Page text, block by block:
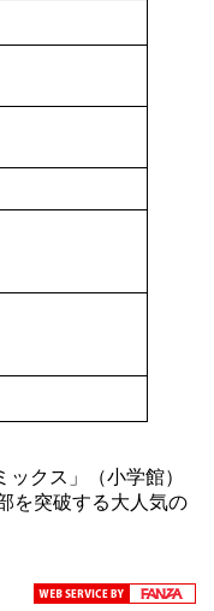
クス」（小学館）
を突破する大人気の